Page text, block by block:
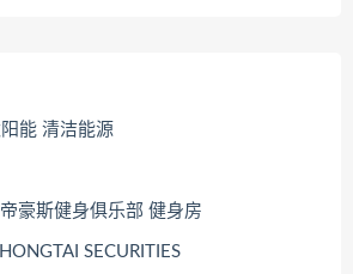
能 清洁能源
帝豪斯健身俱乐部 健身房
SECURITIES